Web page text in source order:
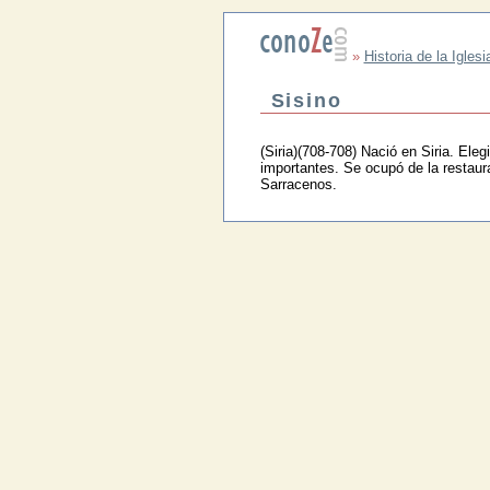
» Historia de la
Sisino
(Siria)(708-708) Nació en Siria.
importantes. Se ocupó de la
Sarracenos.